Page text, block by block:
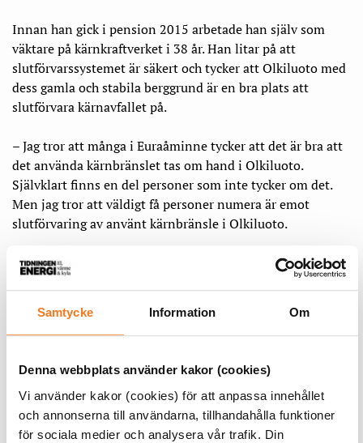
Samtycke Information Om
Denna webbplats använder kakor (cookies)
Vi använder kakor (cookies) för att anpassa innehållet
och annonserna till användarna, tillhandahålla funktioner
för sociala medier och analysera vår trafik. Din
Innan han gick i pension 2015 arbetade han själv som
väktare på kärnkraftverket i 38 år. Han litar på att
slutförvarssystemet är säkert och tycker att Olkiluoto med
dess gamla och stabila berggrund är en bra plats att
slutförvara kärnavfallet på.
– Jag tror att många i Euraåminne tycker att det är bra att
det använda kärnbränslet tas om hand i Olkiluoto.
Självklart finns en del personer som inte tycker om det.
Men jag tror att väldigt få personer numera är emot
slutförvaring av använt kärnbränsle i Olkiluoto.